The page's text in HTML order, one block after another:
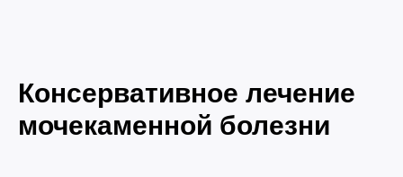
Консервативное лечение
мочекаменной болезни